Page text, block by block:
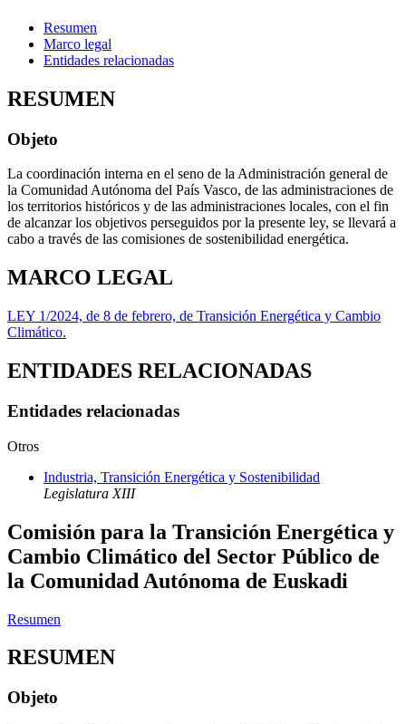
Resumen
Marco legal
Entidades relacionadas
RESUMEN
Objeto
La coordinación interna en el seno de la Administración general de
la Comunidad Autónoma del País Vasco, de las administraciones de
los territorios históricos y de las administraciones locales, con el fin
de alcanzar los objetivos perseguidos por la presente ley, se llevará a
cabo a través de las comisiones de sostenibilidad energética.
MARCO LEGAL
LEY 1/2024, de 8 de febrero, de Transición Energética y Cambio
Climático.
ENTIDADES RELACIONADAS
Entidades relacionadas
Otros
Industria, Transición Energética y Sostenibilidad
Legislatura XIII
Comisión para la Transición Energética y
Cambio Climático del Sector Público de
la Comunidad Autónoma de Euskadi
Resumen
RESUMEN
Objeto